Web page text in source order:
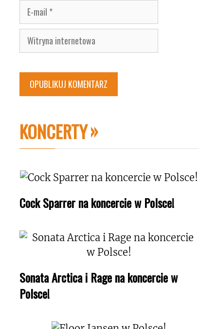
E-
mail
Witryna
internetowa
KONCERTY
Cock Sparrer na koncercie w Polsce!
Sonata Arctica i Rage na koncercie w
Polsce!